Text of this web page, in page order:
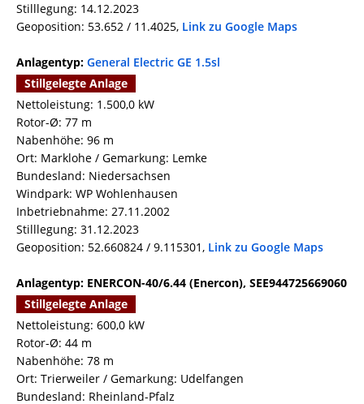
Stilllegung: 14.12.2023
Geoposition: 53.652 / 11.4025, Link zu Google Maps
Anlagentyp: General Electric GE 1.5sl
Stillgelegte Anlage
Nettoleistung: 1.500,0 kW
Rotor-Ø: 77 m
Nabenhöhe: 96 m
Ort: Marklohe / Gemarkung: Lemke
Bundesland: Niedersachsen
Windpark: WP Wohlenhausen
Inbetriebnahme: 27.11.2002
Stilllegung: 31.12.2023
Geoposition: 52.660824 / 9.115301, Link zu Google Maps
Anlagentyp: ENERCON-40/6.44 (Enercon), SEE944725669060
Stillgelegte Anlage
Nettoleistung: 600,0 kW
Rotor-Ø: 44 m
Nabenhöhe: 78 m
Ort: Trierweiler / Gemarkung: Udelfangen
Bundesland: Rheinland-Pfalz